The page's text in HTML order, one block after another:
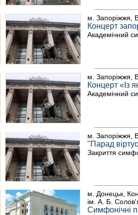
м. Запоріжжя,
Концерт
Академічний
м. Запоріжжя,
Концерт «Із
Академічний
м. Запоріжжя,
"Парад
Закриття
м. Донецьк,
ім. А. Б.
Симфонічні